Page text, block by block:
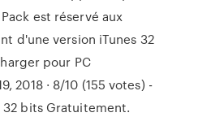
est réservé aux
d'une version iTunes 32
pour PC
2018 · 8/10 (155 votes) -
32 bits Gratuitement.